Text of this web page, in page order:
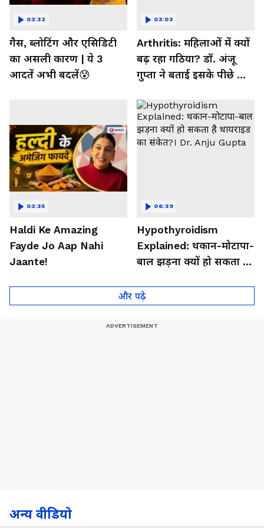
गैस, ब्लोटिंग और एसिडिटी
का असली कारण | ये 3
आदतें अभी बदलें😰
03:32
Arthritis: महिलाओं में क्यों
बढ़ रहा गठिया? डॉ. अंजू
गुप्ता ने बताई इसके पीछे की
03:03
Haldi Ke Amazing
Fayde Jo Aap Nahi
Jaante!
03:35
Hypothyroidism
Explained: थकान-मोटापा-
बाल झड़ना क्यों हो सकता है
Anju Gupta
06:39
और पढ़े
अन्य वीडियो